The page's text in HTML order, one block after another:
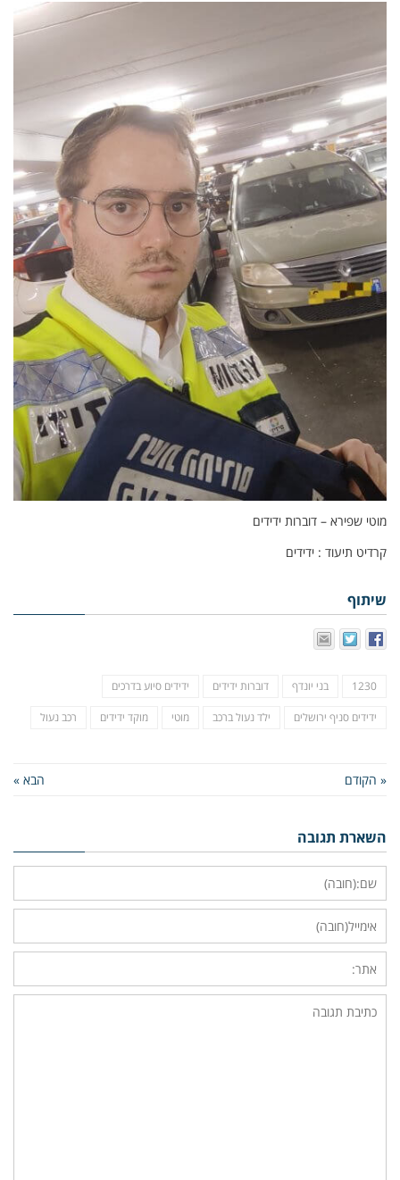
מוטי שפירא – דוברות ידידים
קרדיט תיעוד : ידידים
שיתוף
1230 בני יונדף דוברות ידידים ידידים סיוע בדרכים
ידידים סניף ירושלים ילד נעול ברכב מוטי מוקד ידידים רכב נעול
« הקודם הבא »
השארת תגובה